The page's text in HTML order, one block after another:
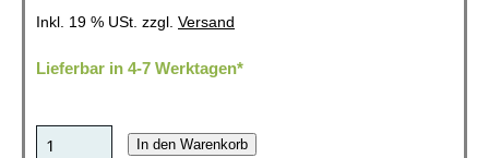
Inkl. 19 % USt. zzgl. Versand
Lieferbar in 4-7 Werktagen*
In den Warenkorb